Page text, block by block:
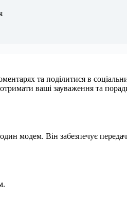
та поділитися в
ваші зауваження та
модем. Він забезпечує